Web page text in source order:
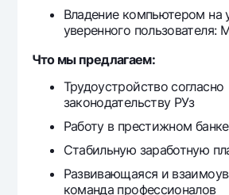
Владение компьютером на
уверенного пользователя:
Что мы предлагаем:
Трудоустройство согласно
законодательству РУз
Работу в престижном
Стабильную заработную
Развивающаяся и
команда профессионалов